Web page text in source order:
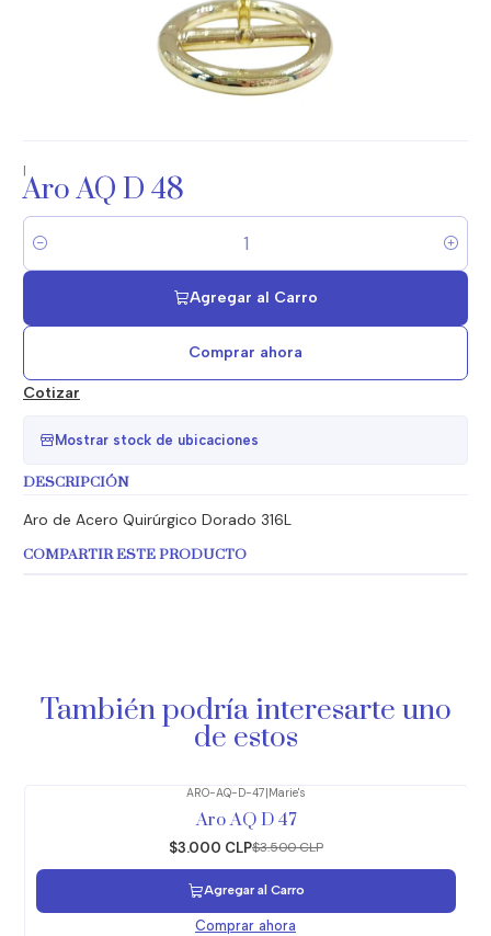
|
Aro AQ D 48
Cantidad
Agregar al Carro
Comprar ahora
Cotizar
Mostrar stock de ubicaciones
DESCRIPCIÓN
Aro de Acero Quirúrgico Dorado 316L
COMPARTIR ESTE PRODUCTO
También podría interesarte uno
de estos
ARO-AQ-D-47|Marie's
Aro AQ D 47
$3.000 CLP$3.500 CLP
Agregar al Carro
Comprar ahora